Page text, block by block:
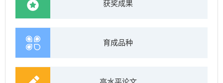
获奖成果
育成品种